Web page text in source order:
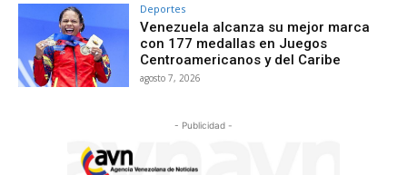
Deportes
Venezuela alcanza su mejor marca
con 177 medallas en Juegos
Centroamericanos y del Caribe
agosto 7, 2026
- Publicidad -